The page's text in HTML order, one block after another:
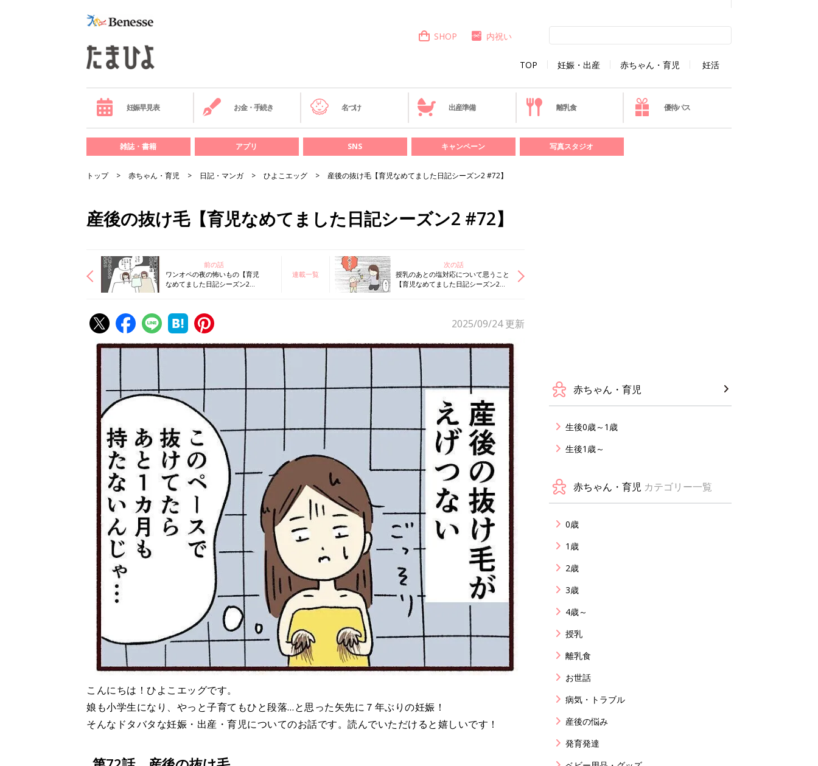
TOP 妊娠・出産 赤ちゃん・育児 妊活
SHOP 内祝い
妊娠早見表 お金・手続き 名づけ 出産準備 離乳食 優待パス
雑誌・書籍 アプリ SNS キャンペーン 写真スタジオ
トップ 赤ちゃん・育児 日記・マンガ ひよこエッグ 産後の抜け毛【育児なめてました日記シーズン2 #72】
産後の抜け毛【育児なめてました日記シーズン2 #72】
前の話
ワンオペの夜の怖いもの【育児
なめてました日記シーズン2
連載一覧
次の話
授乳のあとの塩対応について思うこと
【育児なめてました日記シーズン2
2025/09/24更新
こんにちは！ひよこエッグです。
娘も小学生になり、やっと子育てもひと段落…と思った矢先に７年ぶりの妊娠！
そんなドタバタな妊娠・出産・育児についてのお話です。読んでいただけると嬉しいです！
赤ちゃん・育児
生後0歳～1歳
生後1歳～
赤ちゃん・育児 カテゴリー一覧
0歳
1歳
2歳
3歳
4歳～
授乳
離乳食
お世話
病気・トラブル
産後の悩み
発育発達